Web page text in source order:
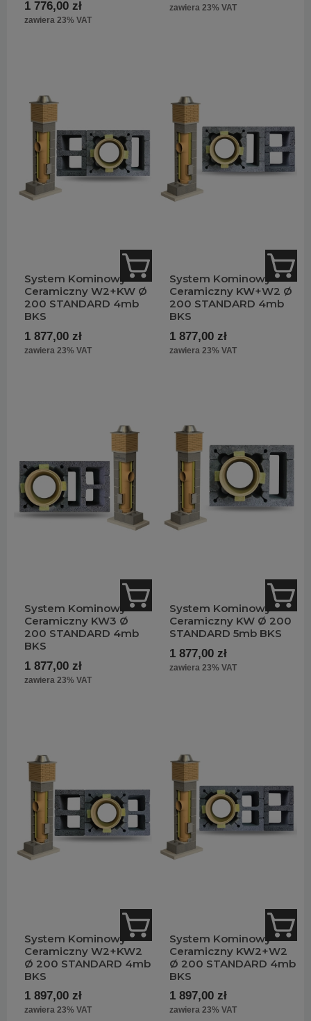
1 776,00 zł
zawiera 23% VAT
zawiera 23% VAT
System Kominowy
Ceramiczny W2+KW Ø
200 STANDARD 4mb
BKS
1 877,00 zł
zawiera 23% VAT
System Kominowy
Ceramiczny KW+W2 Ø
200 STANDARD 4mb
BKS
1 877,00 zł
zawiera 23% VAT
System Kominowy
Ceramiczny KW3 Ø
200 STANDARD 4mb
BKS
1 877,00 zł
zawiera 23% VAT
System Kominowy
Ceramiczny KW Ø 200
STANDARD 5mb BKS
1 877,00 zł
zawiera 23% VAT
System Kominowy
Ceramiczny W2+KW2
Ø 200 STANDARD 4mb
BKS
1 897,00 zł
zawiera 23% VAT
System Kominowy
Ceramiczny KW2+W2
Ø 200 STANDARD 4mb
BKS
1 897,00 zł
zawiera 23% VAT